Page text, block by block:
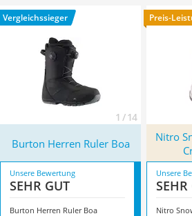
Wanderschuhe Herren
Sicherheitsweste Reiten
Test am besten abschneiden, können
Vergleich nachlesen. Überzeugt hat
besonders das Modell
Burton Herren
Eigenschaften.
Vergleichssieger
1 / 14
Preis-
Burton Herren Ruler Boa
Nitro
Unsere Bewertung
SEHR GUT
Burton Herren Ruler Boa
Unsere
SEHR